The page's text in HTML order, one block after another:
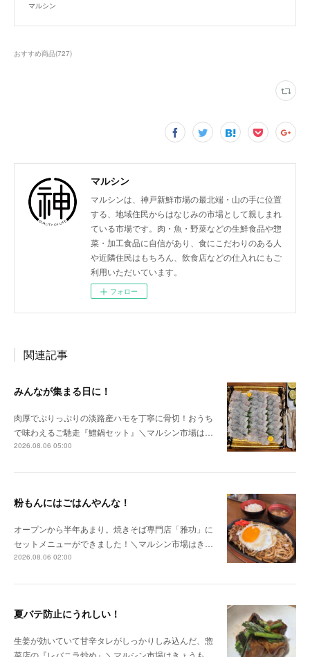
マルシン
おすすめ商品(727)
マルシン
マルシンは、神戸新鮮市場の最北端・山の手に位置
する、地域住民からはなじみの市場として親しまれ
ている市場です。肉・魚・野菜などの生鮮食品や惣
菜・加工食品に自信があり、食にこだわりのある人
や近隣住民はもちろん、飲食店などの仕入れにもご
利用いただいています。
フォロー
関連記事
みんなが集まる日に！
肉厚でぷりっぷりの淡路産ハモを丁寧に骨切！おうち
で味わえるご馳走『鱧鍋セット』＼マルシン市場は…
2026.08.06 05:00
粉もんにはごはんやんな！
オープンから半年あまり。焼きそば専門店「雅功」に
セットメニューができました！＼マルシン市場はき…
2026.08.06 02:00
夏バテ防止にうれしい！
生姜が効いていて甘辛タレがしっかりしみ込んだ、惣
菜店の『レバニラ炒め』＼マルシン市場はきょうも…